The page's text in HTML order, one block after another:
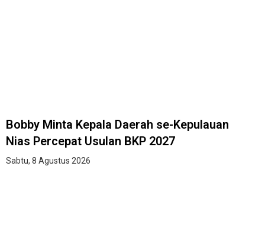
Bobby Minta Kepala Daerah se-Kepulauan
Nias Percepat Usulan BKP 2027
Sabtu, 8 Agustus 2026